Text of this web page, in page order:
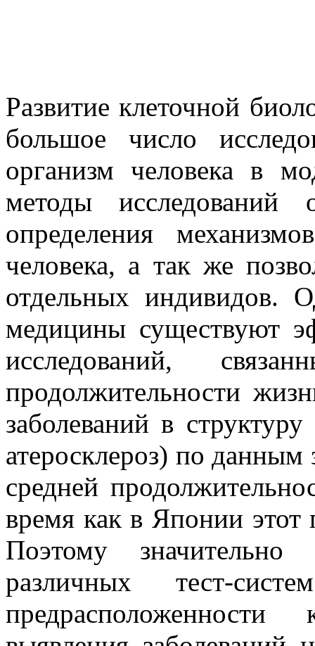
Развитие клеточной
большое число
организм человека в
методы исследований
определения
человека, а так же
отдельных индивидов.
медицины существуют
исследований,
продолжительности
заболеваний в
атеросклероз) по данным
средней
время как в Японии этот
Поэтому значительно
различных тест-
предрасположенности